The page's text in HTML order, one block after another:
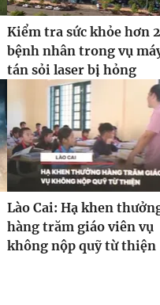
Kiểm tra sức khỏe hơn
bệnh nhân trong vụ
tán sỏi laser bị hỏng
Lào Cai: Hạ khen
hàng trăm giáo viên vụ
không nộp quỹ từ thiện